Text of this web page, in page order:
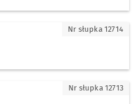
Nr słupka 12714
Nr słupka 12713